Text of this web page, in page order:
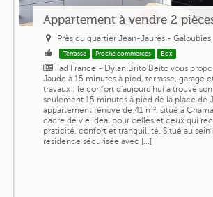
Appartement à vendre 2
Près du quartier Jean-Jaurès - Galoubies
Terrasse Proche commerces Box
iad France - Dylan Brito Beito vous
Jaude à 15 minutes à pied, terrasse, garage
travaux : le confort d'aujourd'hui a trouvé son
seulement 15 minutes à pied de la place de
appartement rénové de 41 m², situé à
cadre de vie idéal pour celles et ceux qui
praticité, confort et tranquillité. Situé au sein
résidence sécurisée avec [...]